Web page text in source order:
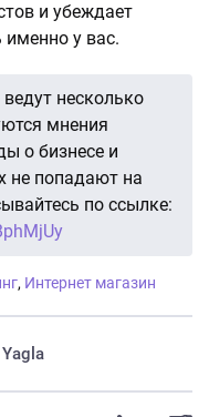
и убеждает
именно у вас.
несколько
мнения
о бизнесе и
не попадают на
по ссылке:
, Интернет магазин